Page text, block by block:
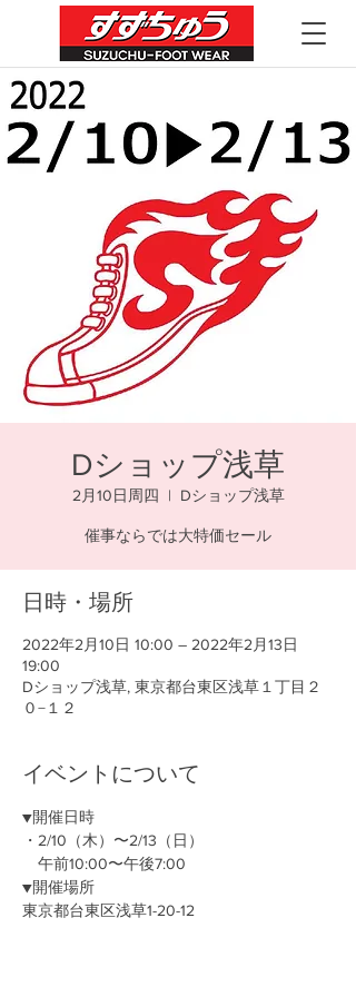
Dショップ浅草
2月10日周四
  |
Dショップ浅草
催事ならでは大特価セール
日時・場所
2022年2月10日 10:00 – 2022年2月13日
19:00
Dショップ浅草, 東京都台東区浅草１丁目２
０−１２
イベントについて
▼開催日時
・2/10（木）〜2/13（日）
午前10:00〜午後7:00
▼開催場所
東京都台東区浅草1-20-12